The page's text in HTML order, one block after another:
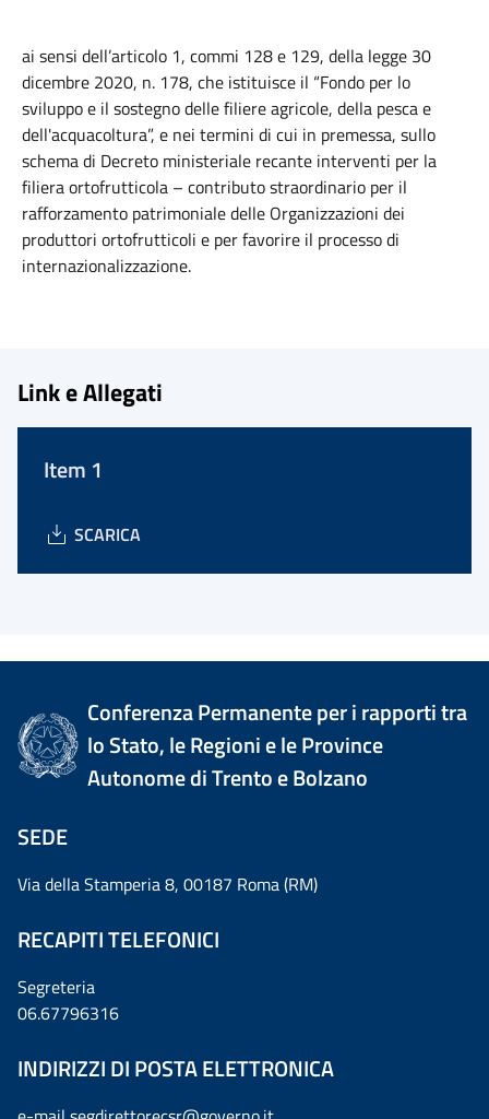
ai sensi dell’articolo 1, commi 128 e 129, della legge 30
dicembre 2020, n. 178, che istituisce il “Fondo per lo
sviluppo e il sostegno delle filiere agricole, della pesca e
dell'acquacoltura”, e nei termini di cui in premessa, sullo
schema di Decreto ministeriale recante interventi per la
filiera ortofrutticola – contributo straordinario per il
rafforzamento patrimoniale delle Organizzazioni dei
produttori ortofrutticoli e per favorire il processo di
internazionalizzazione.
Link e Allegati
Item 1
SCARICA
Conferenza Permanente per i rapporti tra
lo Stato, le Regioni e le Province
Autonome di Trento e Bolzano
SEDE
Via della Stamperia 8, 00187 Roma (RM)
RECAPITI TELEFONICI
Segreteria
06.67796316
INDIRIZZI DI POSTA ELETTRONICA